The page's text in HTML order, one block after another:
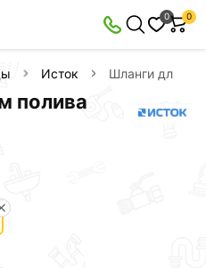
0 0
Исток Шланги для
полива